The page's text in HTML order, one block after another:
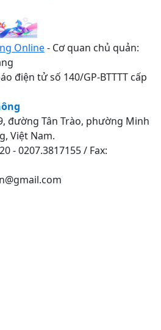
Online- Cơ quan chủ quản:
điện tử số 140/GP-BTTTT cấp
đường Tân Trào, phường Minh
Việt Nam.
- 0207.3817155 / Fax: